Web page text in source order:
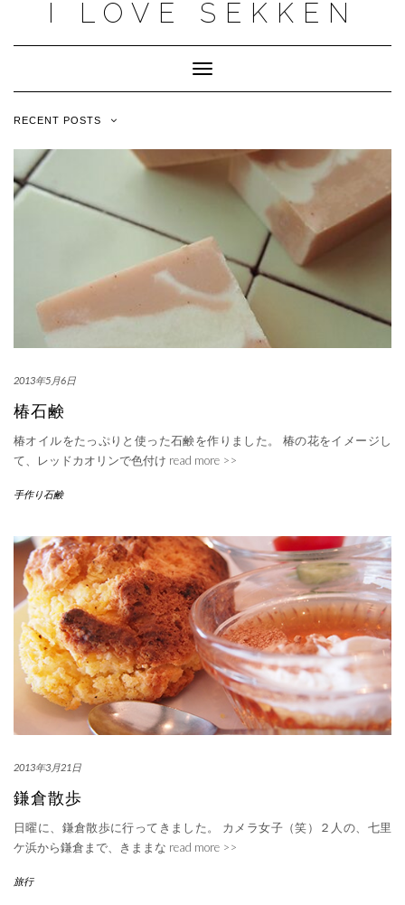
I LOVE SEKKEN
Toggle
Navigation
RECENT POSTS
2013年5月6日
椿石鹸
椿オイルをたっぷりと使った石鹸を作りました。 椿の花をイメージし
て、レッドカオリンで色付け read more >>
手作り石鹸
2013年3月21日
鎌倉散歩
日曜に、鎌倉散歩に行ってきました。 カメラ女子（笑）２人の、七里
ケ浜から鎌倉まで、きままな read more >>
旅行